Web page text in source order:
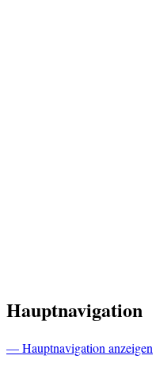
Hauptnavigation
— Hauptnavigation anzeigen